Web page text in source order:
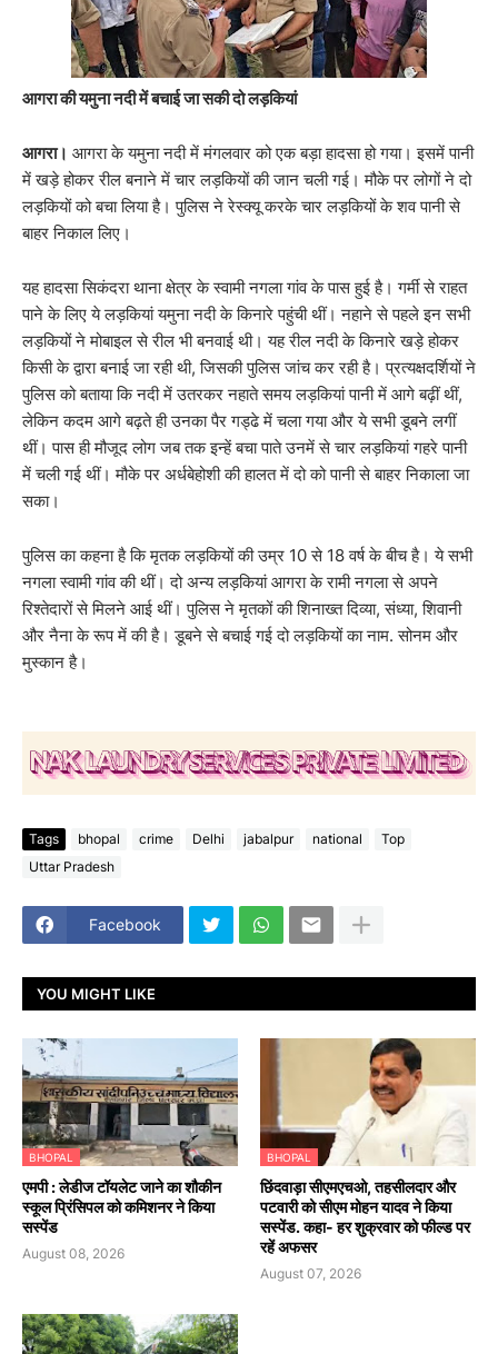
आगरा की यमुना नदी में बचाई जा सकी दो लड़कियां
आगरा। आगरा के यमुना नदी में मंगलवार को एक बड़ा हादसा हो गया। इसमें पानी
में खड़े होकर रील बनाने में चार लड़कियों की जान चली गई। मौके पर लोगों ने दो
लड़कियों को बचा लिया है। पुलिस ने रेस्क्यू करके चार लड़कियों के शव पानी से
बाहर निकाल लिए।
यह हादसा सिकंदरा थाना क्षेत्र के स्वामी नगला गांव के पास हुई है। गर्मी से राहत
पाने के लिए ये लड़कियां यमुना नदी के किनारे पहुंची थीं। नहाने से पहले इन सभी
लड़कियों ने मोबाइल से रील भी बनवाई थी। यह रील नदी के किनारे खड़े होकर
किसी के द्वारा बनाई जा रही थी, जिसकी पुलिस जांच कर रही है। प्रत्यक्षदर्शियों ने
पुलिस को बताया कि नदी में उतरकर नहाते समय लड़कियां पानी में आगे बढ़ीं थीं,
लेकिन कदम आगे बढ़ते ही उनका पैर गड्ढे में चला गया और ये सभी डूबने लगीं
थीं। पास ही मौजूद लोग जब तक इन्हें बचा पाते उनमें से चार लड़कियां गहरे पानी
में चली गई थीं। मौके पर अर्धबेहोशी की हालत में दो को पानी से बाहर निकाला जा
सका।
पुलिस का कहना है कि मृतक लड़कियों की उम्र 10 से 18 वर्ष के बीच है। ये सभी
नगला स्वामी गांव की थीं। दो अन्य लड़कियां आगरा के रामी नगला से अपने
रिश्तेदारों से मिलने आई थीं। पुलिस ने मृतकों की शिनाख्त दिव्या, संध्या, शिवानी
और नैना के रूप में की है। डूबने से बचाई गई दो लड़कियों का नाम. सोनम और
मुस्कान है।
Tags bhopal crime Delhi jabalpur national
Top
Uttar Pradesh
Facebook
YOU MIGHT LIKE
BHOPAL
एमपी : लेडीज टॉयलेट जाने का शौकीन
स्कूल प्रिंसिपल को कमिशनर ने किया
सस्पेंड
August 08, 2026
BHOPAL
छिंदवाड़ा सीएमएचओ, तहसीलदार और
पटवारी को सीएम मोहन यादव ने किया
सस्पेंड. कहा- हर शुक्रवार को फील्ड पर
रहें अफसर
August 07, 2026